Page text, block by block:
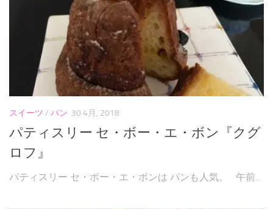
バウムクーヘン
パンケーキ
和菓子
自作
お問い合わせフォーム
スイーツ / パン 30 4月, 2018
パティスリー セ・ボー・エ・ボン『クグ
ロフ』
パティスリー セ・ボー・エ・ボンは パンも人気。 午前...